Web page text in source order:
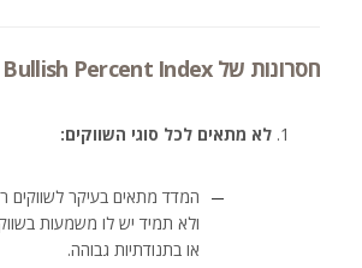
חסרונות של Bullish Percent Index
לא מתאים לכל סוגי השווקים:
המדד מתאים בעיקר לשווקים
ולא תמיד יש לו משמעות
או בתנודתיות גבוהה.